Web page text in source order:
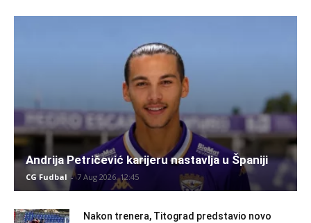
Andrija Petričević karijeru nastavlja u Španiji
CG Fudbal - 7 Aug 2026. 12:45
Nakon trenera, Titograd predstavio novo